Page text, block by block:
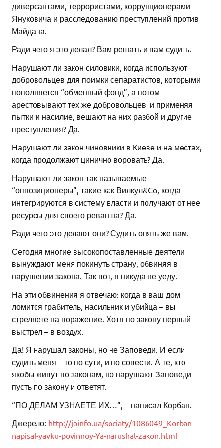
диверсантами, террористами, коррупционерами
Януковича и расследованию преступлений против
Майдана.
Ради чего я это делал? Вам решать и вам судить.
Нарушают ли закон силовики, когда используют
добровольцев для поимки сепаратистов, которыми
пополняется “обменный фонд”, а потом
арестовывают тех же добровольцев, и применяя
пытки и насилие, вешают на них разбой и другие
преступления? Да.
Нарушают ли закон чиновники в Киеве и на местах,
когда продолжают цинично воровать? Да.
Нарушают ли закон так называемые
“оппозиционеры”, такие как Вилкул&Co, когда
интегрируются в систему власти и получают от нее
ресурсы для своего реванша? Да.
Ради чего это делают они? Судить опять же вам.
Сегодня многие высокопоставленные деятели
вынуждают меня покинуть страну, обвиняя в
нарушении закона. Так вот, я никуда не уеду.
На эти обвинения я отвечаю: когда в ваш дом
ломится грабитель, насильник и убийца – вы
стреляете на поражение. Хотя по закону первый
выстрел – в воздух.
Да! Я нарушал законы, но не Заповеди. И если
судить меня – то по сути, и по совести. А те, кто
якобы живут по законам, но нарушают Заповеди –
пусть по закону и ответят.
“ПО ДЕЛАМ УЗНАЕТЕ ИХ…”, – написал Корбан.
Джерело: http://joinfo.ua/sociaty/1086049_Korban-
napisal-yavku-povinnoy-Ya-narushal-zakon.html